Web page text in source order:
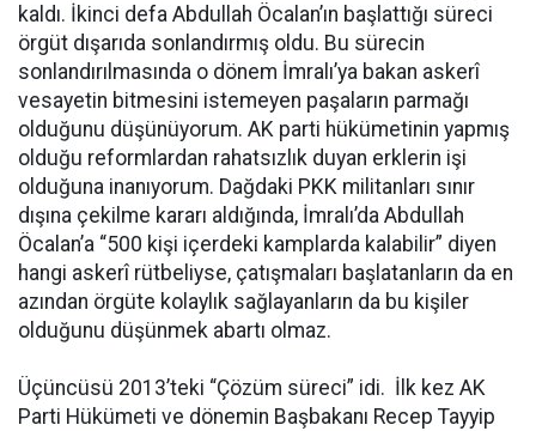
kaldı. İkinci defa Abdullah Öcalan’ın başlattığı süreci
örgüt dışarıda sonlandırmış oldu. Bu sürecin
sonlandırılmasında o dönem İmralı’ya bakan askerî
vesayetin bitmesini istemeyen paşaların parmağı
olduğunu düşünüyorum. AK parti hükümetinin yapmış
olduğu reformlardan rahatsızlık duyan erklerin işi
olduğuna inanıyorum. Dağdaki PKK militanları sınır
dışına çekilme kararı aldığında, İmralı’da Abdullah
Öcalan’a “500 kişi içerdeki kamplarda kalabilir” diyen
hangi askerî rütbeliyse, çatışmaları başlatanların da en
azından örgüte kolaylık sağlayanların da bu kişiler
olduğunu düşünmek abartı olmaz.
Üçüncüsü 2013’teki “Çözüm süreci” idi. İlk kez AK
Parti Hükümeti ve dönemin Başbakanı Recep Tayyip